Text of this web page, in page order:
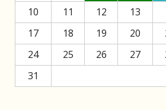
10
11 12 13
17
18 19 20
24
25 26 27
31